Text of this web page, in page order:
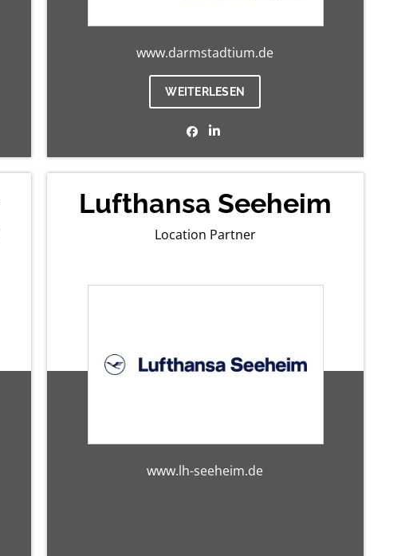
www.darmstadtium.de
WEITERLESEN
Lufthansa Seeheim
Location Partner
www.lh-seeheim.de